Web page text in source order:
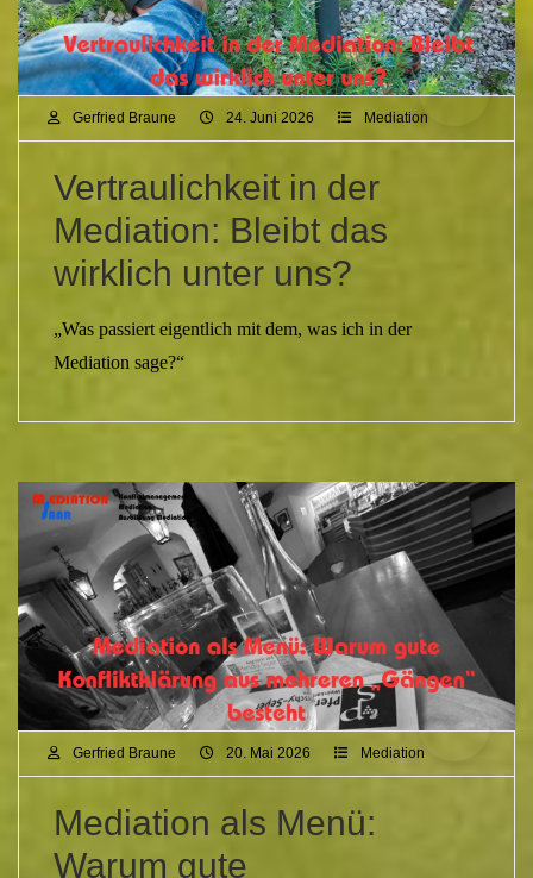
Gerfried Braune 24. Juni 2026 Mediation
Vertraulichkeit in der
Mediation: Bleibt das
wirklich unter uns?
„Was passiert eigentlich mit dem, was ich in der
Mediation sage?“
Gerfried Braune 20. Mai 2026 Mediation
Mediation als Menü:
Warum gute